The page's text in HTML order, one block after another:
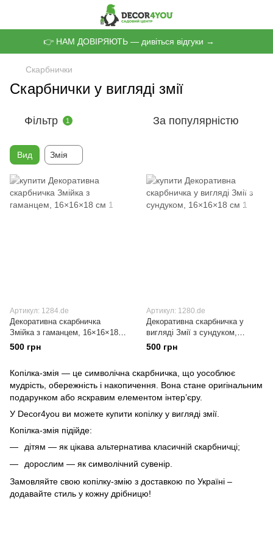
👉 НАМ ДОВІРЯЮТЬ — дивіться відгуки →
Скарбнички
Скарбнички у вигляді змії
Фільтр 1 За популярністю
Вид Змія
Артикул: 1284.de
Декоративна скарбничка
Змійка з гаманцем, 16×16×18
см
500 грн
Артикул: 1280.de
Декоративна скарбничка у
вигляді Змії з сундуком,
16×16×18 см
500 грн
Копілка-змія — це символічна скарбничка, що уособлює
мудрість, обережність і накопичення. Вона стане оригінальним
подарунком або яскравим елементом інтер’єру.
У Decor4you ви можете купити копілку у вигляді змії.
Копілка-змія підійде:
дітям — як цікава альтернатива класичній скарбничці;
дорослим — як символічний сувенір.
Замовляйте свою копілку-змію з доставкою по Україні –
додавайте стиль у кожну дрібницю!